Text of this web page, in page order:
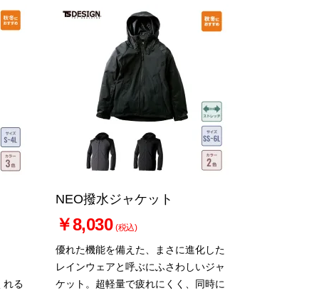
れる
NEO撥水ジャケット
￥8,030 (税込)
優れた機能を備えた、まさに進化した
レインウェアと呼ぶにふさわしいジャ
ケット。超軽量で疲れにくく、同時に